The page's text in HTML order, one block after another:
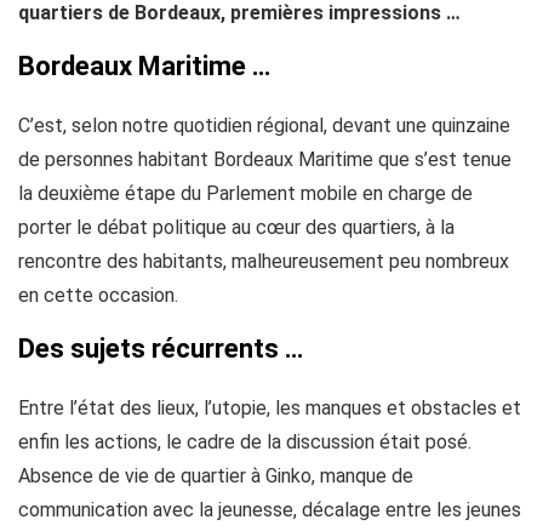
quartiers de Bordeaux, premières impressions …
Bordeaux Maritime …
C’est, selon notre quotidien régional, devant une quinzaine
de personnes habitant Bordeaux Maritime que s’est tenue
la deuxième étape du Parlement mobile en charge de
porter le débat politique au cœur des quartiers, à la
rencontre des habitants, malheureusement peu nombreux
en cette occasion.
Des sujets récurrents …
Entre l’état des lieux, l’utopie, les manques et obstacles et
enfin les actions, le cadre de la discussion était posé.
Absence de vie de quartier à Ginko, manque de
communication avec la jeunesse, décalage entre les jeunes